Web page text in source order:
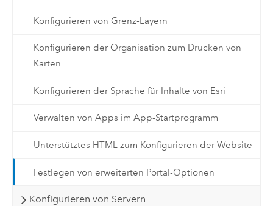
Konfigurieren von Grenz-Layern
Konfigurieren der Organisation zum Drucken von
Karten
Konfigurieren der Sprache für Inhalte von Esri
Verwalten von Apps im App-Startprogramm
Unterstütztes HTML zum Konfigurieren der Website
Festlegen von erweiterten Portal-Optionen
Konfigurieren von Servern